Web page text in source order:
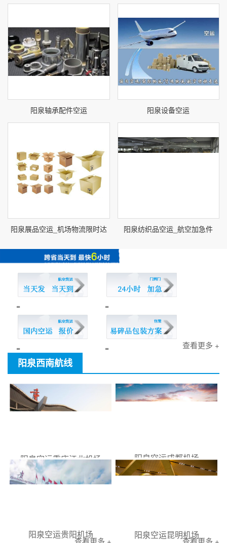
阳泉轴承配件空运 阳泉设备空运
阳泉展品空运_机场物流限时达 阳泉纺织品空运_航空加急件
= =
= = 查看更多 +
阳泉西南航线
阳泉空运重庆江北机场 阳泉空运成都机场
阳泉空运贵阳机场 阳泉空运昆明机场
查看更多 + 查看更多 +